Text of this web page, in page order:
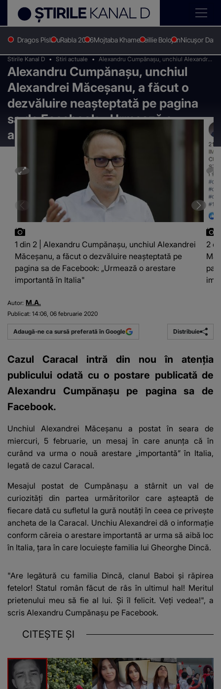
Dragos PislaruRabla 2026Mojtaba KhameneiIlie BolojanNicușor Dan
Stirile Kanal D Stiri actuale
Alexandru Cumpănașu, unchiul Alexandrei
Măceșanu, a făcut o dezvăluire
neașteptată pe pagina sa de Facebook:
„Urmează o arestare importantă în Italia"
Alexandru Cumpănașu, unchiul
Alexandrei Măceșanu, a făcut o
dezvăluire neașteptată pe pagina
sa de Facebook: „Urmează o
arestare importantă în Italia"
1 din 2 | Alexandru Cumpănașu, unchiul Alexandrei
Măceșanu, a făcut o dezvăluire neașteptată pe
pagina sa de Facebook: „Urmează o arestare
importantă în Italia"
2
Autor: M.A.
Publicat: 14:06, 06 februarie 2020
Adaugă-ne ca sursă preferată în Google Distribuie
Cazul Caracal intră din nou în atenția
publicului odată cu o postare publicată de
Alexandru Cumpănașu pe pagina sa de
Facebook.
Unchiul Alexandrei Măceșanu a postat în seara de
miercuri, 5 februarie, un mesaj în care anunța că în
curând va urma o nouă arestare „importantă” în Italia,
legată de cazul Caracal.
Mesajul postat de Cumpănașu a stârnit un val de
curiozități din partea urmăritorilor care așteaptă de
fiecare dată cu sufletul la gură noutăți în ceea ce privește
ancheta de la Caracal. Unchiu Alexandrei dă o informație
conform căreia o arestare importantă ar urma să aibă loc
în Italia, țara în care locuiește familia lui Gheorghe Dincă.
"Are legătură cu familia Dincă, clanul Baboi şi răpirea
fetelor! Statul român făcut de râs în ultimul hal! Meritul
prietenului meu să fie al lui. Şi îl felicit. Veţi vedea!", a
scris Alexandru Cumpănaşu pe Facebook.
CITEȘTE ȘI